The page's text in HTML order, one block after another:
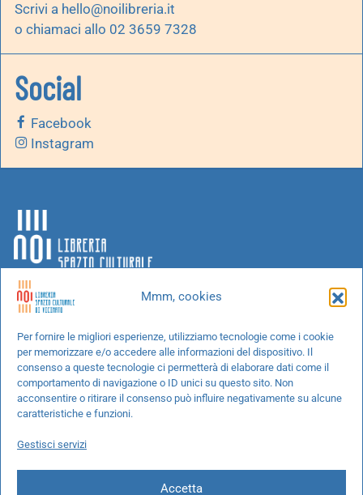
Mmm, cookies
Per fornire le migliori esperienze, utilizziamo tecnologie come i cookie
per memorizzare e/o accedere alle informazioni del dispositivo. Il
consenso a queste tecnologie ci permetterà di elaborare dati come il
comportamento di navigazione o ID unici su questo sito. Non
acconsentire o ritirare il consenso può influire negativamente su alcune
caratteristiche e funzioni.
Gestisci servizi
Accetta
Scrivi a hello@noilibreria.it
o chiamaci allo 02 3659 7328
Social
Facebook
Instagram
Chi siamo
Progetti speciali
Richiedi un libro
Spedizioni
Cookie Policy